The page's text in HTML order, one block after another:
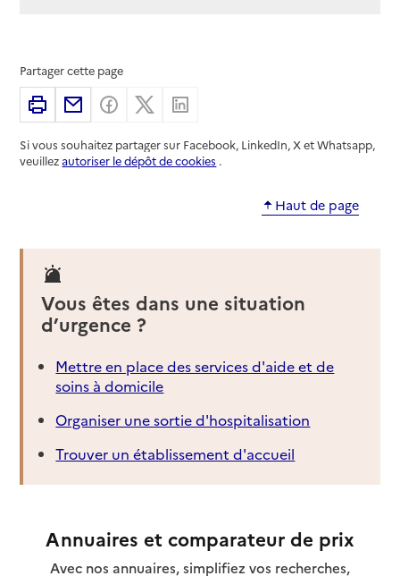
Partager cette page
ImprimerPartager par email
Partager sur Facebook
Partager sur X
Si vous souhaitez partager sur Facebook, LinkedIn, X et Whatsapp,
veuillezautoriser le dépôt de cookies .
Haut de page
Vous êtes dans une situation
d’urgence ?
Mettre en place des services d'aide et de
soins à domicile
Organiser une sortie d'hospitalisation
Trouver un établissement d'accueil
Annuaires et comparateur de prix
Avec nos annuaires, simplifiez vos recherches,